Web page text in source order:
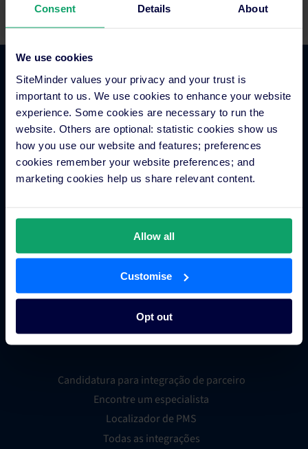
Consent Details About
We use cookies
SiteMinder values your privacy and your trust is
important to us. We use cookies to enhance your website
experience. Some cookies are necessary to run the
website. Others are optional: statistic cookies show us
how you use our website and features; preferences
cookies remember your website preferences; and
marketing cookies help us share relevant content.
Allow all
Customise
Opt out
Comércio hoteleiro
Gestor de canais para hotéis
Sistema de reservas hoteleiras
Inteligência empresarial hoteleira
Metapesquisa para hotéis
Grupos hoteleiros
Loja de apps para hotéis
Integrações
Candidatura para integração de parceiro
Encontre um especialista
Localizador de PMS
Todas as integrações